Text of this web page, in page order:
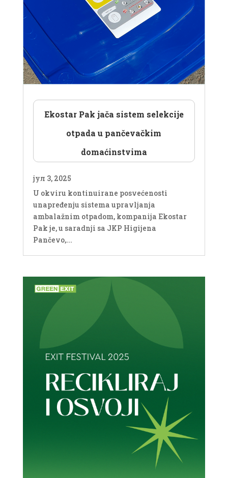
Ekostar Pak jača sistem selekcije
otpada u pančevačkim
domaćinstvima
јул 3, 2025
U okviru kontinuirane posvećenosti
unapređenju sistema upravljanja
ambalažnim otpadom, kompanija Ekostar
Pak je, u saradnji sa JKP Higijena
Pančevo,...